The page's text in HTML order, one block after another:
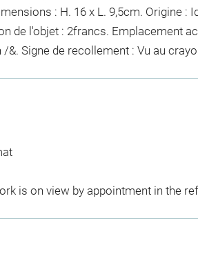
: H. 16 x L. 9,5cm. Origine :
de l'objet : 2francs. Emplacement
/&. Signe de recollement : Vu au
is on view by appointment in the